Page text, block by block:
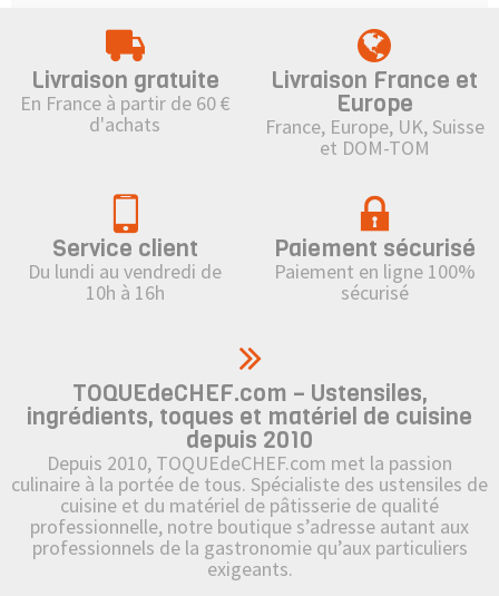
cupcake sur le thème d'Halloween,
moule citrouille, ...etc
Livraison gratuite
En France à partir de 60 €
d'achats
Livraison France et
Europe
France, Europe, UK, Suisse
et DOM-TOM
Service client
Du lundi au vendredi de
10h à 16h
Paiement sécurisé
Paiement en ligne 100%
sécurisé
TOQUEdeCHEF.com – Ustensiles,
ingrédients, toques et matériel de cuisine
depuis 2010
Depuis 2010, TOQUEdeCHEF.com met la passion
culinaire à la portée de tous. Spécialiste des ustensiles de
cuisine et du matériel de pâtisserie de qualité
professionnelle, notre boutique s’adresse autant aux
professionnels de la gastronomie qu’aux particuliers
exigeants.